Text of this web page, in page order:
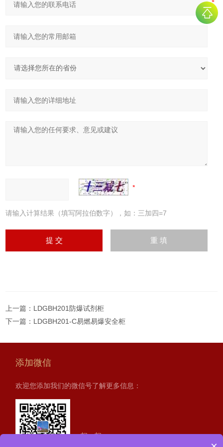
请输入计算结果（填写阿拉伯数字），如：三加四=7
上一篇： LDGBH201防爆试剂柜
下一篇： LDGBH201-C易燃易爆安全柜
添加微信
欢迎您添加我们的微信号了解更多信息：
扫一扫